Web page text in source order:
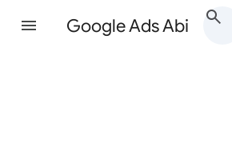
Google Ads Abi